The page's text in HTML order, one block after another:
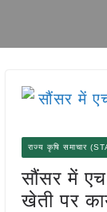
राज्य कृषि समाचार
सौंसर में
खेती पर